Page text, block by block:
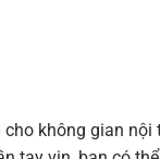
không gian